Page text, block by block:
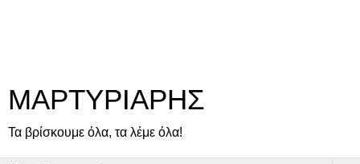
ΜΑΡΤΥΡΙΑΡΗΣ
Τα βρίσκουμε όλα, τα λέμε όλα!